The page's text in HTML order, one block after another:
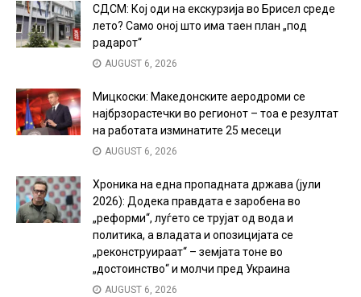
СДСМ: Кој оди на екскурзија во Брисел среде
лето? Само оној што има таен план „под
радарот“
AUGUST 6, 2026
Мицкоски: Македонските аеродроми се
најбрзорастечки во регионот – тоа е резултат
на работата изминатите 25 месеци
AUGUST 6, 2026
Хроника на една пропадната држава (јули
2026): Додека правдата е заробена во
„реформи“, луѓето се трујат од вода и
политика, а владата и опозицијата се
„реконструираат“ – земјата тоне во
„достоинство“ и молчи пред Украина
AUGUST 6, 2026